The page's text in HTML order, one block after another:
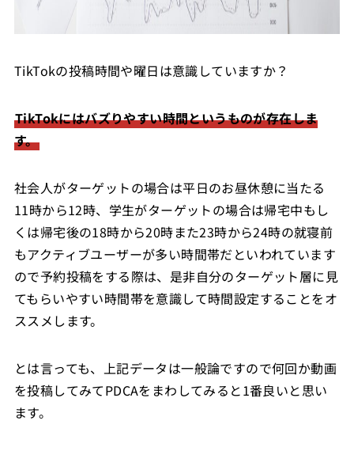
TikTokの投稿時間や曜日は意識していますか？
TikTokにはバズりやすい時間というものが存在しま
す。
社会人がターゲットの場合は平日のお昼休憩に当たる
11時から12時、学生がターゲットの場合は帰宅中もし
くは帰宅後の18時から20時また23時から24時の就寝前
もアクティブユーザーが多い時間帯だといわれています
ので予約投稿をする際は、是非自分のターゲット層に見
てもらいやすい時間帯を意識して時間設定することをオ
ススメします。
とは言っても、上記データは一般論ですので何回か動画
を投稿してみてPDCAをまわしてみると1番良いと思い
ます。